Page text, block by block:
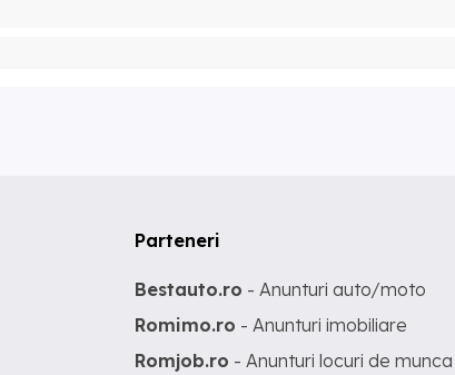
Parteneri
Bestauto.ro - Anunturi auto/moto
Romimo.ro - Anunturi imobiliare
Romjob.ro - Anunturi locuri de munca